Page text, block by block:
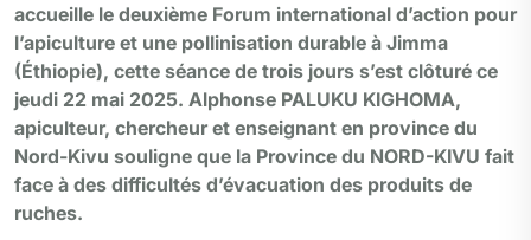
accueille le deuxième Forum international d’action pour
l’apiculture et une pollinisation durable à Jimma
(Éthiopie), cette séance de trois jours s’est clôturé ce
jeudi 22 mai 2025. Alphonse PALUKU KIGHOMA,
apiculteur, chercheur et enseignant en province du
Nord-Kivu souligne que la Province du NORD-KIVU fait
face à des difficultés d’évacuation des produits de
ruches.